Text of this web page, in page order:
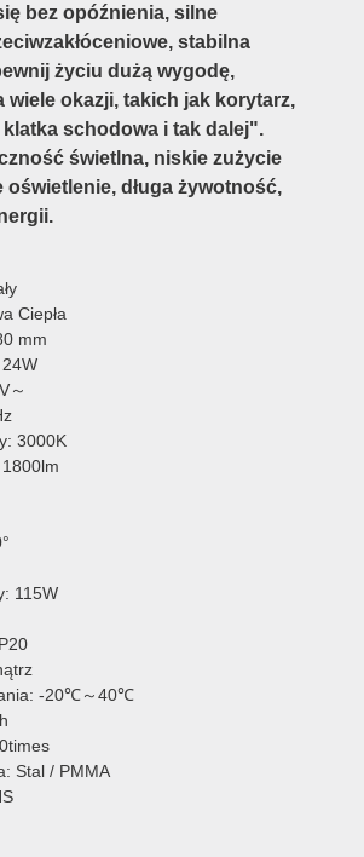
bez opóźnienia, silne
stabilna
życiu dużą wygodę,
wiele okazji, takich jak korytarz,
klatka schodowa i tak dalej".
świetlna, niskie zużycie
długa żywotność,
Ciepła
mm
～
3000K
115W
-20℃～40℃
Stal / PMMA